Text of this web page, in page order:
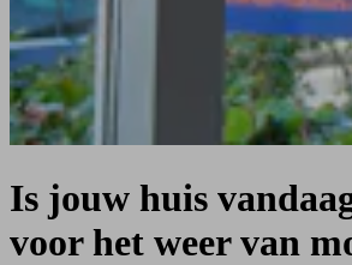
Is jouw huis
voor het weer van